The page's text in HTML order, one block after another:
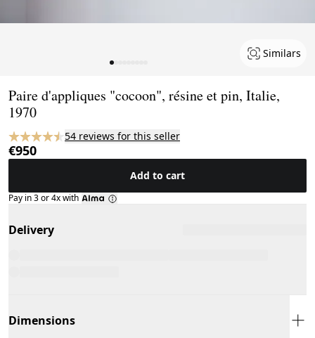
Similars
Paire d'appliques "cocoon", résine et pin, Italie,
1970
54 reviews for this seller
€950
Add to cart
Pay in 3 or 4x with
Delivery
Dimensions